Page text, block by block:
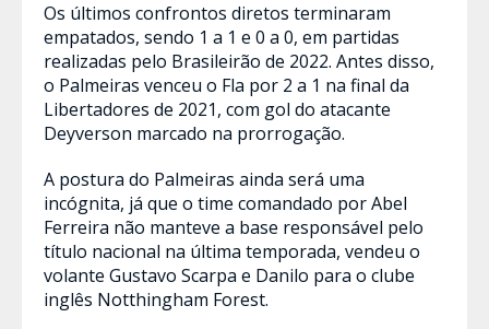
Os últimos confrontos diretos terminaram
empatados, sendo 1 a 1 e 0 a 0, em partidas
realizadas pelo Brasileirão de 2022. Antes disso,
o Palmeiras venceu o Fla por 2 a 1 na final da
Libertadores de 2021, com gol do atacante
Deyverson marcado na prorrogação.
A postura do Palmeiras ainda será uma
incógnita, já que o time comandado por Abel
Ferreira não manteve a base responsável pelo
título nacional na última temporada, vendeu o
volante Gustavo Scarpa e Danilo para o clube
inglês Notthingham Forest.